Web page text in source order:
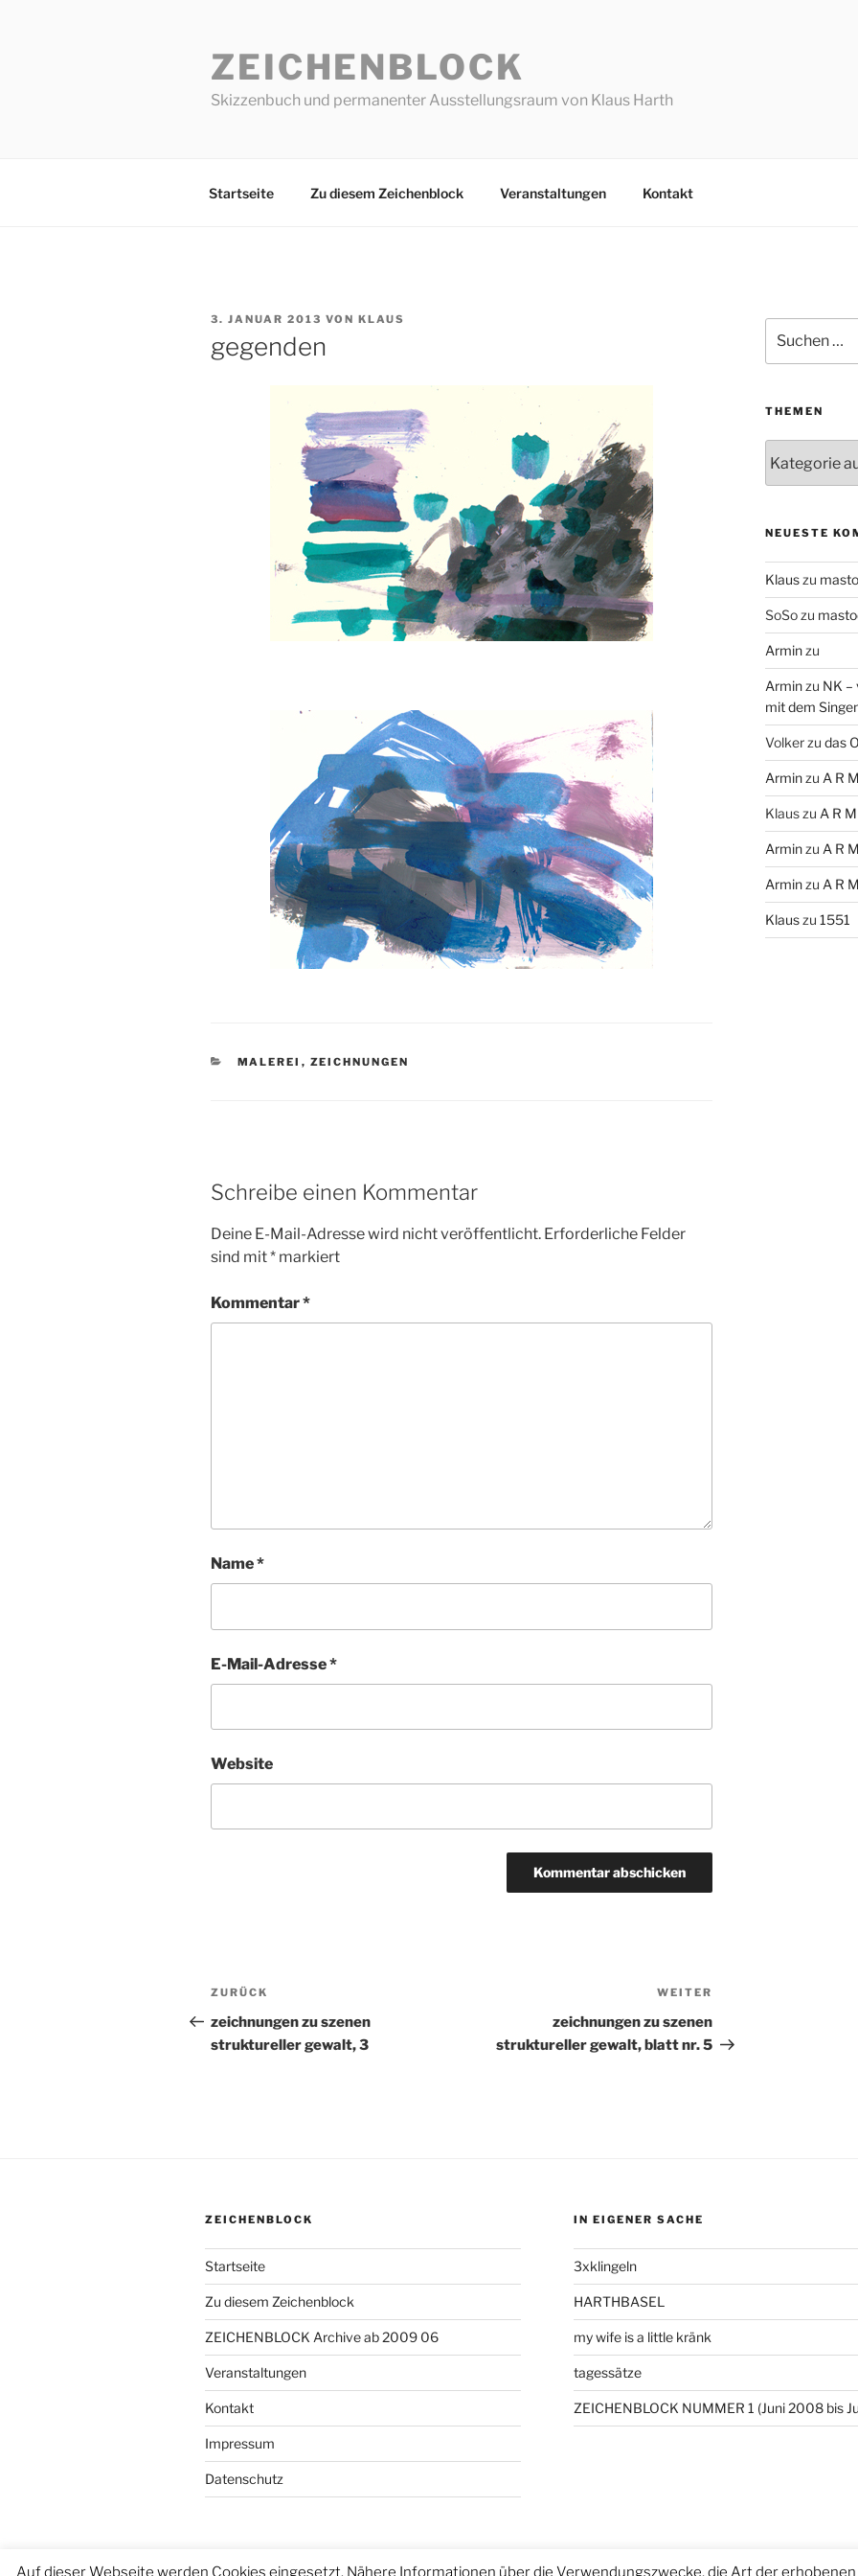
ZEICHENBLOCK
Skizzenbuch und permanenter Ausstellungsraum von Klaus Harth
Startseite Zu diesem Zeichenblock Veranstaltungen Kontakt
VERÖFFENTLICHT
3. JANUAR 2013 VON KLAUS
gegenden
KATEGORIEN
MALEREI , ZEICHNUNGEN
Schreibe einen Kommentar
Deine E-Mail-Adresse wird nicht veröffentlicht. Erforderliche Felder
sind mit* markiert
Kommentar*
Name*
E-Mail-Adresse*
Website
Beitragsnavigation
Vorheriger
Beitrag
ZURÜCK
zeichnungen zu szenen
struktureller gewalt, 3
WEITER
zeichnungen zu szenen
struktureller gewalt, blatt nr. 5
nach:
THEMEN
NEUESTE
Klauszu
SoSozu
Arminzu
Arminzu NK –
mit dem
Volkerzu das
Arminzu A R
Klauszu A R
Arminzu A R
Arminzu A R
Klauszu 1551
ZEICHENBLOCK
Startseite
Zu diesem Zeichenblock
ZEICHENBLOCK Archive ab 2009 06
Veranstaltungen
Kontakt
Impressum
Datenschutz
IN EIGENER SACHE
3xklingeln
HARTHBASEL
my wife is a little kränk
tagessätze
ZEICHENBLOCK NUMMER 1 (Juni 2008 bis
Auf dieser Webseite werden Cookies eingesetzt. Nähere Informationen über die Verwendungszwecke, die Art der